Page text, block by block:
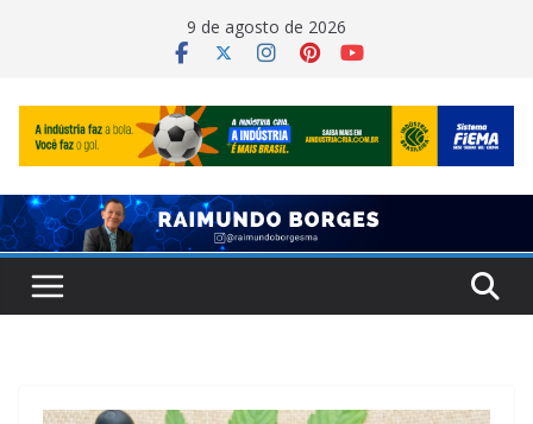
9 de agosto de 2026